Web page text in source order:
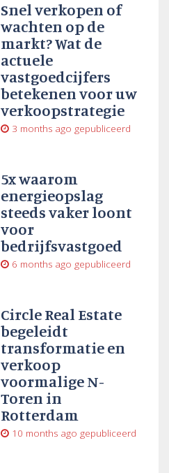
Snel verkopen of
wachten op de
markt? Wat de
actuele
vastgoedcijfers
betekenen voor uw
verkoopstrategie
3 months ago gepubliceerd
5x waarom
energieopslag
steeds vaker loont
voor
bedrijfsvastgoed
6 months ago gepubliceerd
Circle Real Estate
begeleidt
transformatie en
verkoop
voormalige N-
Toren in
Rotterdam
10 months ago gepubliceerd